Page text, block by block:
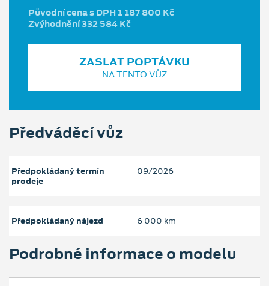
Původní cena s DPH 1 187 800 Kč
Zvýhodnění 332 584 Kč
ZASLAT POPTÁVKU
NA TENTO VŮZ
Předváděcí vůz
Předpokládaný termín
prodeje
09/2026
Předpokládaný nájezd 6 000 km
Podrobné informace o modelu